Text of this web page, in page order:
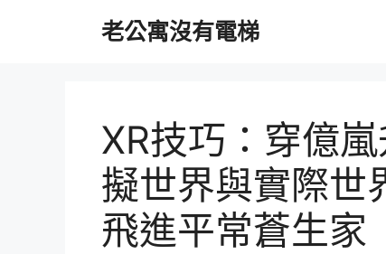
老公寓沒有電梯
XR技巧：穿億
擬世界與實際世
飛進平常蒼生家